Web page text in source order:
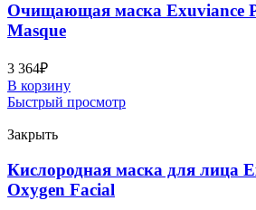
Очищающая маска Exuviance
Masque
3 364₽
В корзину
Быстрый просмотр
Закрыть
Кислородная маска для лица
Oxygen Facial